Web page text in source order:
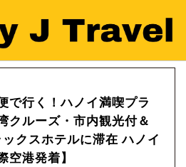
で行く！ハノイ満喫プラ
クルーズ・市内観光付＆
クスホテルに滞在 ハノイ
空港発着】